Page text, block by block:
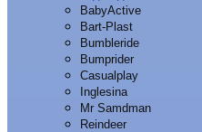
BabyActive
Bart-Plast
Bumbleride
Bumprider
Casualplay
Inglesina
Mr Samdman
Reindeer